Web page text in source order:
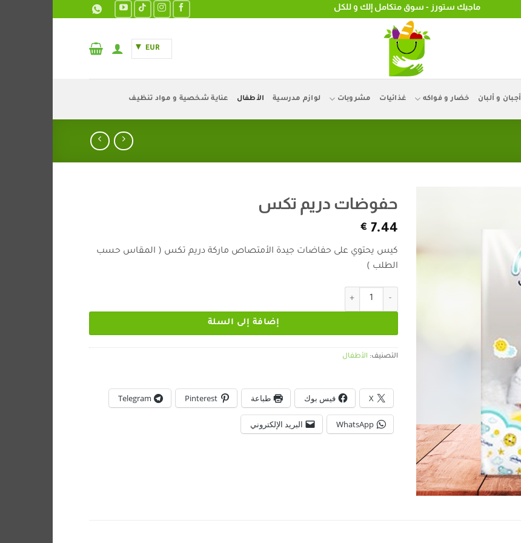
ماجيك ستورز - سوق متكامل إلك و للكل
EUR
أجبان و ألبان خضار و فواكه غذائيات مشروبات لوازم مدرسية الأطفال عناية شخصية و مواد تنظيف
حفوضات دريم تكس
7.44
€
كيس يحتوي على حفاضات جيدة الأمتصاص ماركة دريم تكس ( المقاس حسب
الطلب )
كمية حفوضات دريم تكس
إضافة إلى السلة
التصنيف: الأطفال
X فيس بوك طباعة Pinterest
Telegram
WhatsApp البريد الإلكتروني